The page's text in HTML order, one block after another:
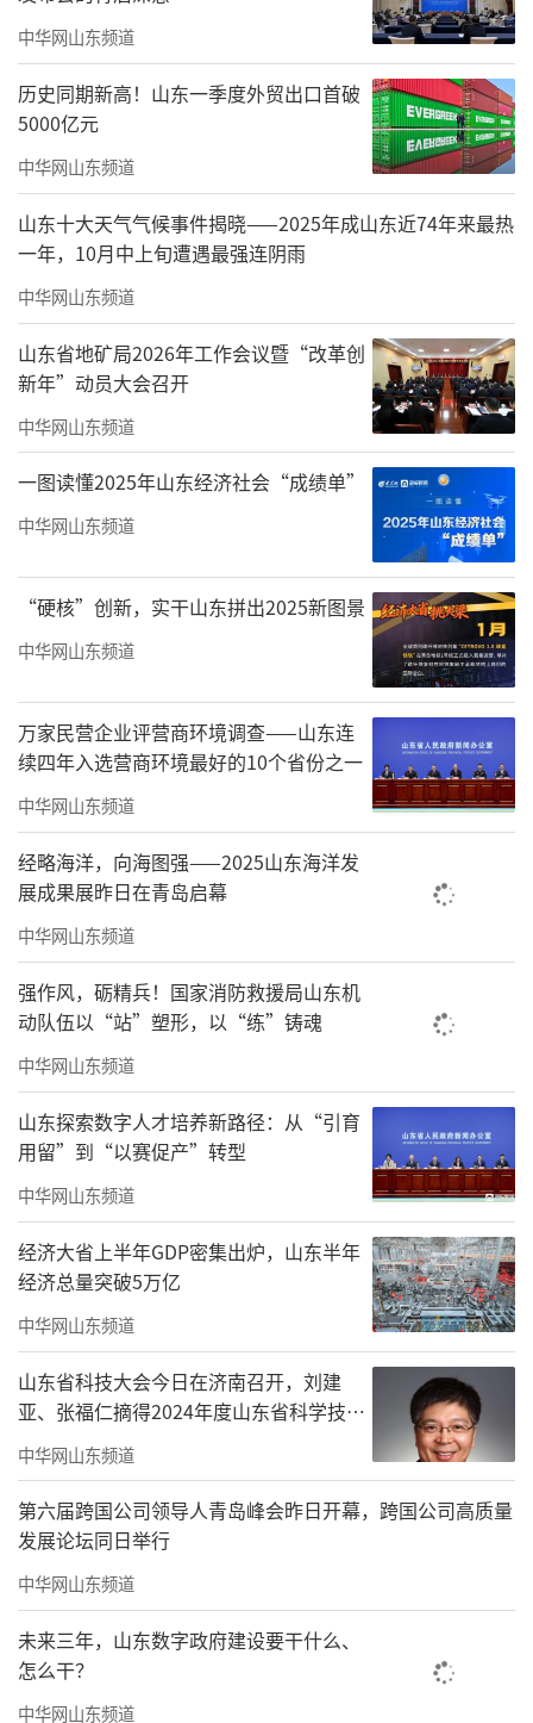
凝心铸魂，丰富网络优质内容供给，塑强“沿
着总书记的足迹”网络宣传品牌，大力推动正
能量实现大流量。要激活文化活力，以社会主
义核心价值观为引领，深耕齐鲁人文沃土，大
力弘扬沂蒙精神，实施网络文学精品创
作、“网络新鲁剧”创作、“齐鲁新视听”品
涌现。要健全治理机制，强化教育引导、完善
法治建设、注重技术向善，坚决惩治各类网络
不文明行为，打破“流量内卷”“信息茧
房”，持续营造风清气正的网络空间。要汇聚
共治合力，调动各类主体积极性，推动精神文
明创建加速向网上延伸、向基层覆盖，走好新
时代网上群众路线，让网络文明成果惠及亿万
齐鲁人民。
与会嘉宾表示，近年来，临沂市扎实推进
网络文明建设，着力打造积极健康、向上向善
的网络环境，推动网络文明在沂蒙大地蔚然成
风。以红铸魂，激活红色基因、传承沂蒙精
神，打造“云上沂蒙”红色传播矩阵，开发沂
蒙精神AI大模型，用新时代的新表达讲好红色故
事、弘扬沂蒙精神；以网凝心，让主旋律、正
能量充盈网络，紧扣中央部署和省委要求，围
绕市委中心工作，每年策划40余项主题宣传，
去年13件作品入选全省“双百”正能量网络精
品，持续擦亮“我眼中的新沂蒙”“这就是临
沂”等网络传播品牌；以数赋能，推动文明实
践线上延伸，立足全国文明城市创建成果，打
造40余处网络文明主题阵地，开展网络文
明“六进”活动，让网络文明之风吹遍沂蒙大
地。
中华网山东频道
历史同期新高！山东一季度外贸出口首破
5000亿元
中华网山东频道
山东十大天气气候事件揭晓——2025年成山东近74年来最热
一年，10月中上旬遭遇最强连阴雨
中华网山东频道
山东省地矿局2026年工作会议暨“改革创
新年”动员大会召开
中华网山东频道
一图读懂2025年山东经济社会“成绩单”
中华网山东频道
“硬核”创新，实干山东拼出2025新图景
中华网山东频道
万家民营企业评营商环境调查——山东连
续四年入选营商环境最好的10个省份之一
中华网山东频道
经略海洋，向海图强——2025山东海洋发
展成果展昨日在青岛启幕
中华网山东频道
强作风，砺精兵！国家消防救援局山东机
动队伍以“站”塑形，以“练”铸魂
中华网山东频道
山东探索数字人才培养新路径：从“引育
用留”到“以赛促产”转型
中华网山东频道
经济大省上半年GDP密集出炉，山东半年
经济总量突破5万亿
中华网山东频道
山东省科技大会今日在济南召开，刘建
亚、张福仁摘得2024年度山东省科学技术
奖最高奖！
中华网山东频道
第六届跨国公司领导人青岛峰会昨日开幕，跨国公司高质量
发展论坛同日举行
中华网山东频道
未来三年，山东数字政府建设要干什么、
怎么干？
中华网山东频道